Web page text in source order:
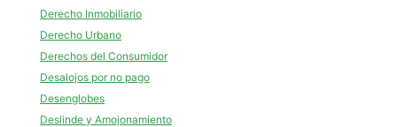
Derecho Inmobiliario
Derecho Urbano
Derechos del Consumidor
Desalojos por no pago
Desenglobes
Deslinde y Amojonamiento